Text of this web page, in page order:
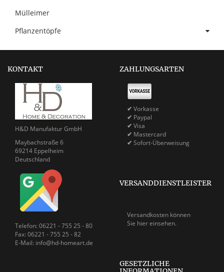
Mülleimer
Pflanzentöpfe
KONTAKT
H&D Manufaktur GmbH
Maybachstraße 6
69214 Eppelheim
Deutschland
Telefon: 06221 - 755 25 - 80
Fax: 06221 - 755 25 - 82
E-Mail: info@hd-homeart.de
ZAHLUNGSARTEN
✔ Vorkasse
✔ Paypal
✔ Visa
✔ Mastercard
✔ Sofort-Überweisung
VERSANDDIENSTLEISTER
Versandkosten können
Sie hier einsehen.
GESETZLICHE